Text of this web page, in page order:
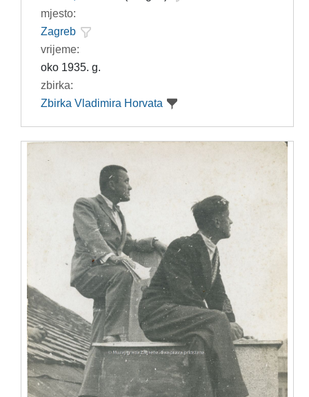
mjesto:
Zagreb
vrijeme:
oko 1935. g.
zbirka:
Zbirka Vladimira Horvata